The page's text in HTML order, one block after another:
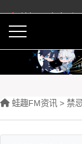
蛙趣FM有声剧
蛙趣FM资讯 > 禁